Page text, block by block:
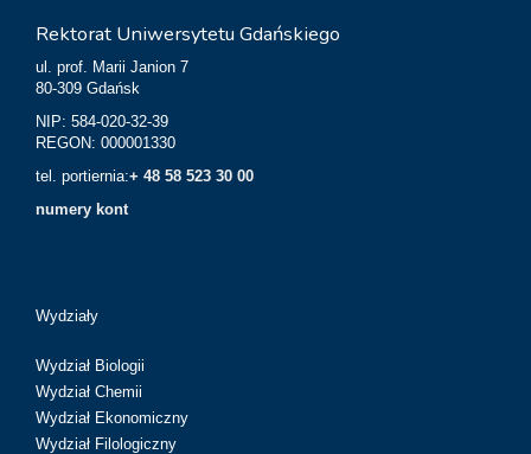
Rektorat Uniwersytetu Gdańskiego
ul. prof. Marii Janion 7
80-309 Gdańsk
NIP: 584-020-32-39
REGON: 000001330
tel. portiernia:+ 48 58 523 30 00
numery kont
Wydziały
Wydział Biologii
Wydział Chemii
Wydział Ekonomiczny
Wydział Filologiczny